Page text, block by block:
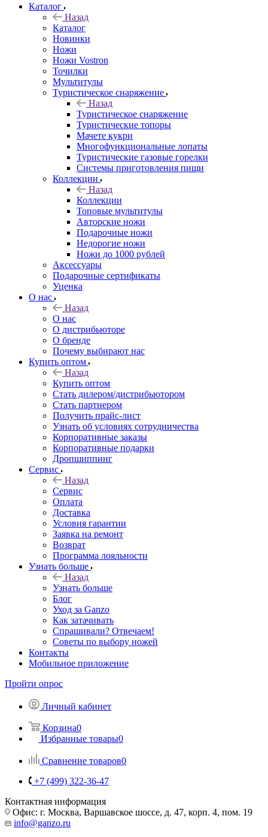
Каталог
Назад
Каталог
Новинки
Ножи
Ножи Vostron
Точилки
Мультитулы
Туристическое снаряжение
Назад
Туристическое снаряжение
Туристические топоры
Мачете кукри
Многофункциональные лопаты
Туристические газовые горелки
Системы приготовления пищи
Коллекции
Назад
Коллекции
Топовые мультитулы
Авторские ножи
Подарочные ножи
Недорогие ножи
Ножи до 1000 рублей
Аксессуары
Подарочные сертификаты
Уценка
О нас
Назад
О нас
О дистрибьюторе
О бренде
Почему выбирают нас
Купить оптом
Назад
Купить оптом
Стать дилером/дистрибьютором
Стать партнером
Получить прайс-лист
Узнать об условиях сотрудничества
Корпоративные заказы
Корпоративные подарки
Дропшиппинг
Сервис
Назад
Сервис
Оплата
Доставка
Условия гарантии
Заявка на ремонт
Возврат
Программа лояльности
Узнать больше
Назад
Узнать больше
Блог
Уход за Ganzo
Как затачивать
Спрашивали? Отвечаем!
Советы по выбору ножей
Контакты
Мобильное приложение
Пройти опрос
Личный кабинет
Корзина0
Избранные товары0
Сравнение товаров0
+7 (499) 322-36-47
Контактная информация
Офис: г. Москва, Варшавское шоссе, д. 47, корп. 4, пом. 19
info@ganzo.ru